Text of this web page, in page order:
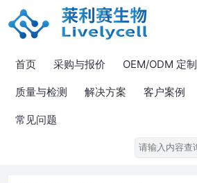
首页 采购与报价 OEM/ODM 定制
质量与检测 解决方案 客户案例
常见问题